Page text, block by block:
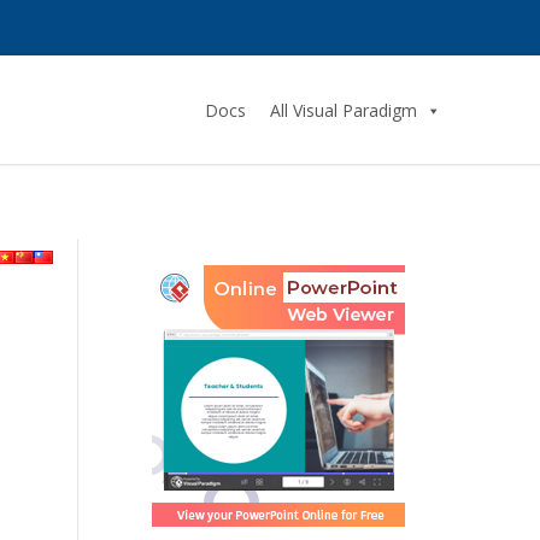
Docs All Visual Paradigm